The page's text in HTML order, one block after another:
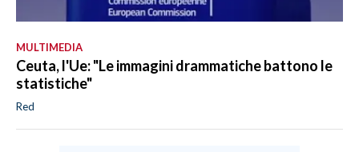
MULTIMEDIA
Ceuta, l'Ue: "Le immagini drammatiche battono le
statistiche"
Red